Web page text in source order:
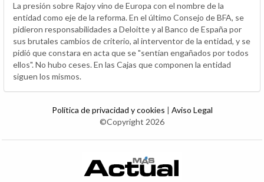
La presión sobre Rajoy vino de Europa con el nombre de la
entidad como eje de la reforma. En el último Consejo de BFA, se
pidieron responsabilidades a Deloitte y al Banco de España por
sus brutales cambios de criterio, al interventor de la entidad, y se
pidió que constara en acta que se "sentían engañados por todos
ellos". No hubo ceses. En las Cajas que componen la entidad
siguen los mismos.
Política de privacidad y cookies
Aviso Legal
©Copyright 2026